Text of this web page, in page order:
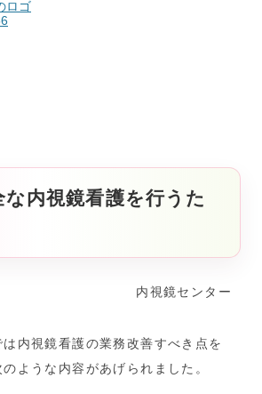
な内視鏡看護を行うた
内視鏡センター
内視鏡看護の業務改善すべき点を
ような内容があげられました。